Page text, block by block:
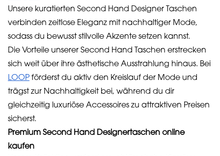
Unsere kuratierten Second Hand Designer Taschen
verbinden zeitlose Eleganz mit nachhaltiger Mode,
sodass du bewusst stilvolle Akzente setzen kannst.
Die Vorteile unserer Second Hand Taschen erstrecken
sich weit über ihre ästhetische Ausstrahlung hinaus. Bei
LOOP förderst du aktiv den Kreislauf der Mode und
trägst zur Nachhaltigkeit bei, während du dir
gleichzeitig luxuriöse Accessoires zu attraktiven Preisen
sicherst.
Premium Second Hand Designertaschen online
kaufen